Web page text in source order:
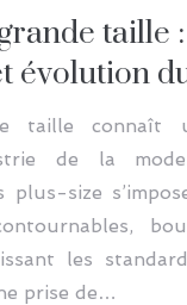
taille :
évolution
taille connaît
de la
plus-size
les
prise de…